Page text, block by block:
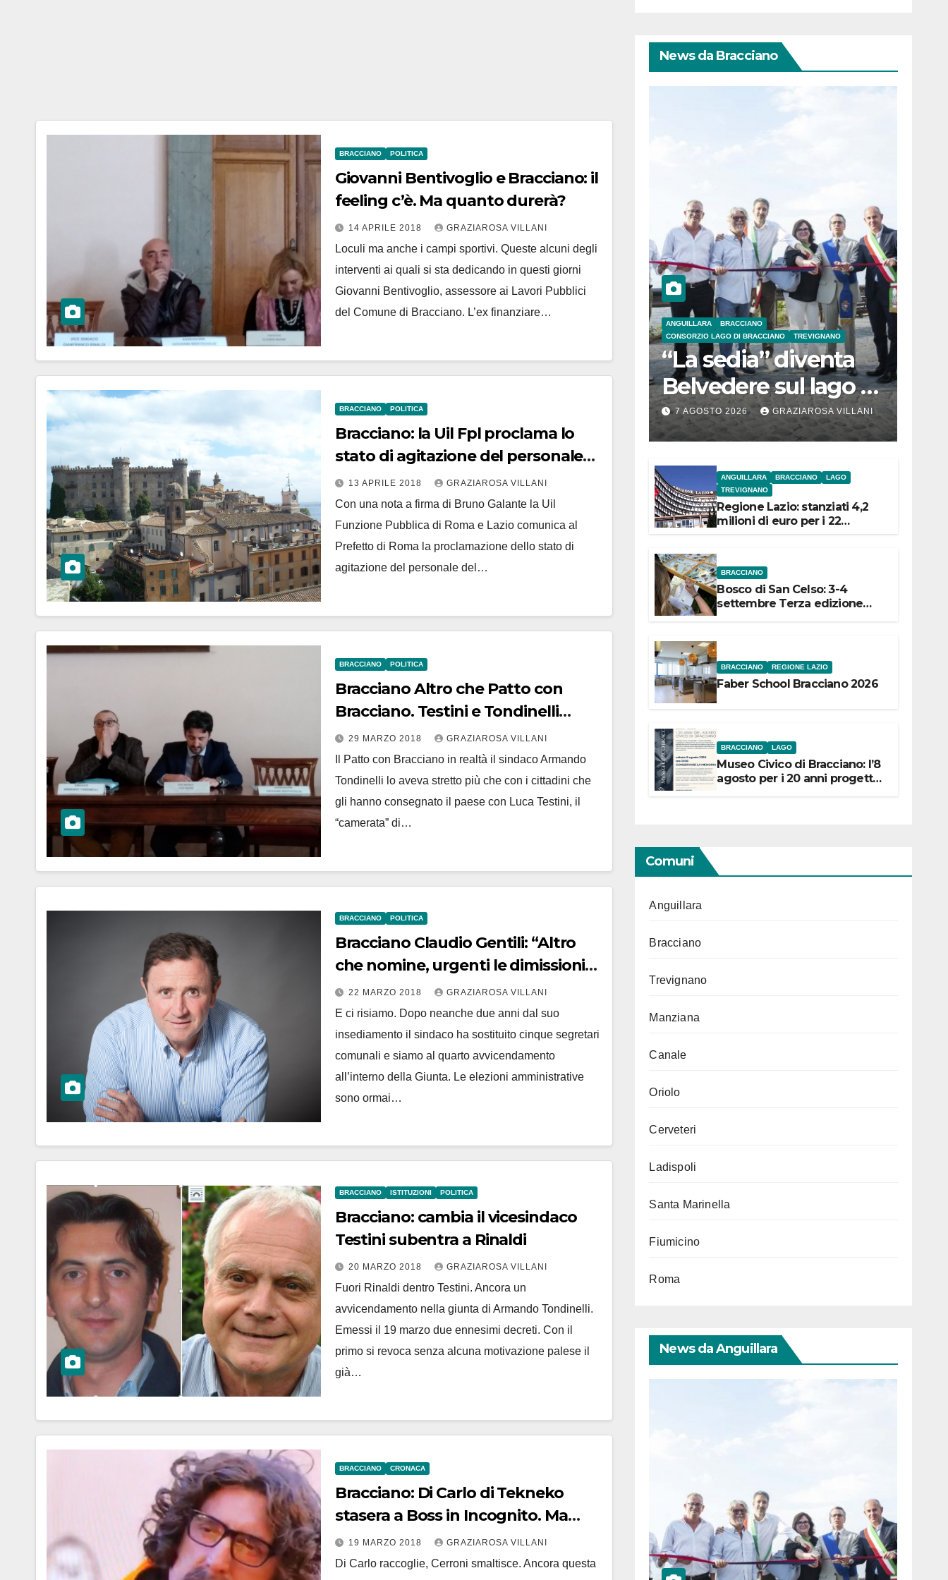
BRACCIANO POLITICA
Giovanni Bentivoglio e Bracciano: il
feeling c’è. Ma quanto durerà?
14 APRILE 2018 GRAZIAROSA VILLANI
Loculi ma anche i campi sportivi. Queste alcuni degli
interventi ai quali si sta dedicando in questi giorni
Giovanni Bentivoglio, assessore ai Lavori Pubblici
del Comune di Bracciano. L’ex finanziare…
BRACCIANO POLITICA
Bracciano: la Uil Fpl proclama lo
stato di agitazione del personale
comunale
13 APRILE 2018 GRAZIAROSA VILLANI
Con una nota a firma di Bruno Galante la Uil
Funzione Pubblica di Roma e Lazio comunica al
Prefetto di Roma la proclamazione dello stato di
agitazione del personale del…
BRACCIANO POLITICA
Bracciano Altro che Patto con
Bracciano. Testini e Tondinelli
compari già alla vigilia elettorale?
29 MARZO 2018 GRAZIAROSA VILLANI
Il Patto con Bracciano in realtà il sindaco Armando
Tondinelli lo aveva stretto più che con i cittadini che
gli hanno consegnato il paese con Luca Testini, il
“camerata” di…
BRACCIANO POLITICA
Bracciano Claudio Gentili: “Altro
che nomine, urgenti le dimissioni
del sindaco”
22 MARZO 2018 GRAZIAROSA VILLANI
E ci risiamo. Dopo neanche due anni dal suo
insediamento il sindaco ha sostituito cinque segretari
comunali e siamo al quarto avvicendamento
all’interno della Giunta. Le elezioni amministrative
sono ormai…
BRACCIANO ISTITUZIONI POLITICA
Bracciano: cambia il vicesindaco
Testini subentra a Rinaldi
20 MARZO 2018 GRAZIAROSA VILLANI
Fuori Rinaldi dentro Testini. Ancora un
avvicendamento nella giunta di Armando Tondinelli.
Emessi il 19 marzo due ennesimi decreti. Con il
primo si revoca senza alcuna motivazione palese il
già…
BRACCIANO CRONACA
Bracciano: Di Carlo di Tekneko
stasera a Boss in Incognito. Ma
rifiuti ancora conferiti a impianto
della galassia Cerroni
19 MARZO 2018 GRAZIAROSA VILLANI
Di Carlo raccoglie, Cerroni smaltisce. Ancora questa
News da Bracciano
ANGUILLARA
BRACCIANO
CONSORZIO LAGO DI BRACCIANO
TREVIGNANO
“La sedia” diventa
Belvedere sul lago di
Bracciano: ieri
l’inaugurazione
7 AGOSTO 2026 GRAZIAROSA VILLANI
ANGUILLARA BRACCIANO
LAGO
TREVIGNANO
Regione Lazio: stanziati 4,2
milioni di euro per i 22
BRACCIANO
Bosco di San Celso: 3-4
settembre Terza edizione
BRACCIANO REGIONE LAZIO
Faber School Bracciano 2026
BRACCIANO LAGO
Museo Civico di Bracciano: l’8
agosto per i 20 anni progetto
Comuni
Anguillara
Bracciano
Trevignano
Manziana
Canale
Oriolo
Cerveteri
Ladispoli
Santa Marinella
Fiumicino
Roma
News da Anguillara